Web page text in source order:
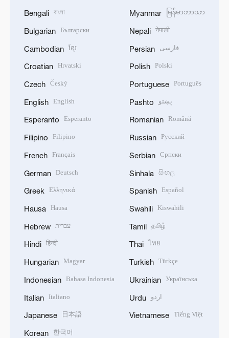
Bengali বাংলা
Bulgarian Български
Cambodian ខ្មែរ
Croatian Hrvatski
Czech Český
English English
Esperanto Esperanto
Filipino Filipino
French Français
German Deutsch
Greek Ελληνικά
Hausa Hausa
Hebrew עברית
Hindi हिन्दी
Hungarian Magyar
Indonesian Bahasa Indonesia
Italian Italiano
Japanese 日本語
Korean 한국어
Myanmar မြန်မာဘာသာ
Nepali नेपाली
Persian فارسی
Polish Polski
Portuguese Português
Pashto پښتو
Romanian Română
Russian Русский
Serbian Српски
Sinhala සිංහල
Spanish Español
Swahili Kiswahili
Tamil தமிழ்
Thai ไทย
Turkish Türkçe
Ukrainian Українська
Urdu اردو
Vietnamese Tiếng Việt